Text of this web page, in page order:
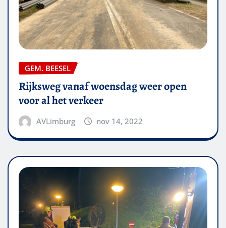
GEM. BEESEL
Rijksweg vanaf woensdag weer open
voor al het verkeer
AVLimburg nov 14, 2022